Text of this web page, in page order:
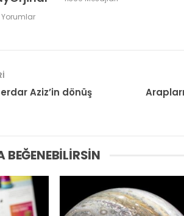
Yorumlar
Aziz’in dönüş
BEĞENEBILIRSIN